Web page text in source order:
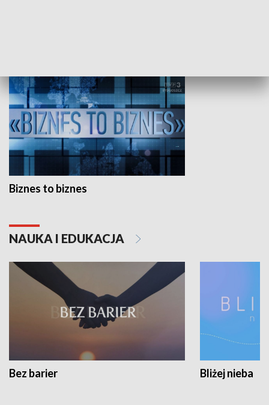
Biznes to biznes
NAUKA I EDUKACJA
Bez barier Bliżej nieba